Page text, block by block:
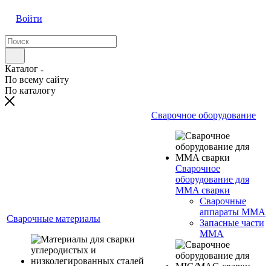
Войти
Каталог
По всему сайту
По каталогу
Сварочные материалы
Сварочное оборудование
Сварочное
оборудование для
MMA сварки
Сварочные
аппараты MMA
Запасные части
MMA